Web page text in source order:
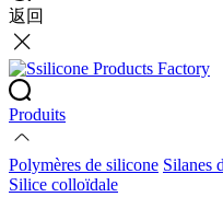
返回
Produits
Polymères de silicone Silanes
Silice colloïdale